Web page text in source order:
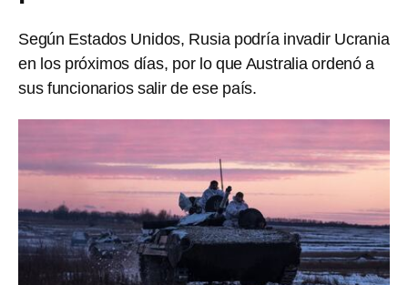
Según Estados Unidos, Rusia podría invadir Ucrania
en los próximos días, por lo que Australia ordenó a
sus funcionarios salir de ese país.